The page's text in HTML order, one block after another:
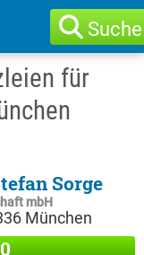
Suche
für
Sorge
mbH
München